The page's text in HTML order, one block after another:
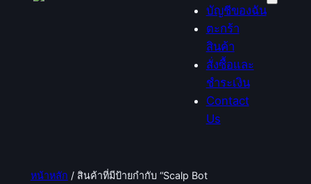
บัญชีของฉัน
ตะกร้า
สินค้า
สั่งซื้อและ
ชำระเงิน
Contact
Us
หน้าหลัก / สินค้าที่มีป้ายกำกับ “Scalp Bot